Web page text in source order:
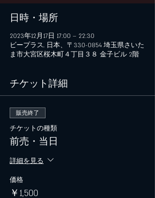
日時・場所
2023年12月17日 17:00 – 22:30
ビープラス, 日本、〒330-0854 埼玉県さいた
ま市大宮区桜木町４丁目３８ 金子ビル 2階
チケット詳細
販売終了
チケットの種類
前売・当日
詳細を見る
価格
￥1,500